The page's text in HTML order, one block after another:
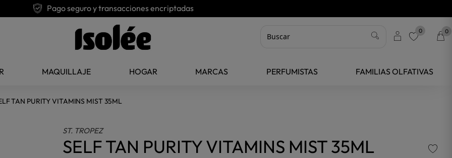
Pago seguro y transacciones encriptadas
0 0
MAQUILLAJE HOGAR MARCAS PERFUMISTAS FAMILIAS OLFATIVAS
TAN PURITY VITAMINS MIST 35ML
ST. TROPEZ
SELF TAN PURITY VITAMINS MIST 35ML